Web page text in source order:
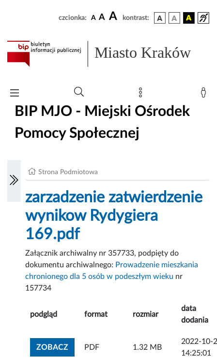
czcionka: A A A kontrast:
Miasto Kraków
BIP MJO - Miejski Ośrodek
Pomocy Społecznej
Strona Podmiotowa
zarzadzenie zatwierdzenie
wynikow Rydygiera
169.pdf
Załącznik archiwalny nr 357733, podpięty do
dokumentu archiwalnego: Prowadzenie mieszkania
chronionego dla 5 osób w podeszłym wieku nr
157734
podgląd format rozmiar
data
dodania
ZOBACZZOBACZ ZAŁĄCZNIK
PDF 1.32 MB
2022-10-
14:25:01